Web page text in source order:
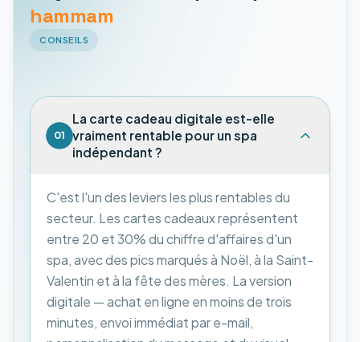
hammam
CONSEILS
01
La carte cadeau digitale est-elle
vraiment rentable pour un spa
indépendant ?
C'est l'un des leviers les plus rentables du
secteur. Les cartes cadeaux représentent
entre 20 et 30% du chiffre d'affaires d'un
spa, avec des pics marqués à Noël, à la Saint-
Valentin et à la fête des mères. La version
digitale — achat en ligne en moins de trois
minutes, envoi immédiat par e-mail,